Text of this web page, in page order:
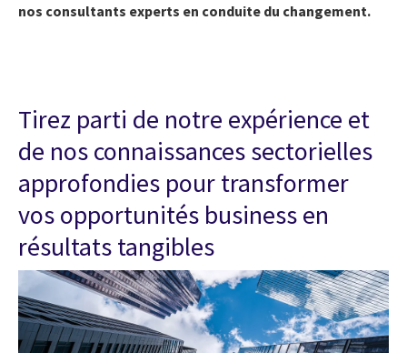
nos consultants experts en conduite du changement.
Tirez parti de notre expérience et
de nos connaissances sectorielles
approfondies pour transformer
vos opportunités business en
résultats tangibles